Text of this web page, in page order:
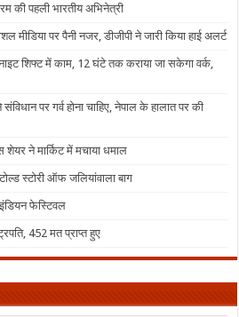
की पहली भारतीय अभिनेत्री
मीडिया पर पैनी नजर, डीजीपी ने जारी किया हाई अलर्ट
शिफ्ट में काम, 12 घंटे तक कराया जा सकेगा वर्क,
पर गर्व होना चाहिए, नेपाल के हालात पर की
ने मार्किट में मचाया धमाल
स्टोरी ऑफ जलियांवाला बाग
फेस्टिवल
452 मत प्राप्त हुए